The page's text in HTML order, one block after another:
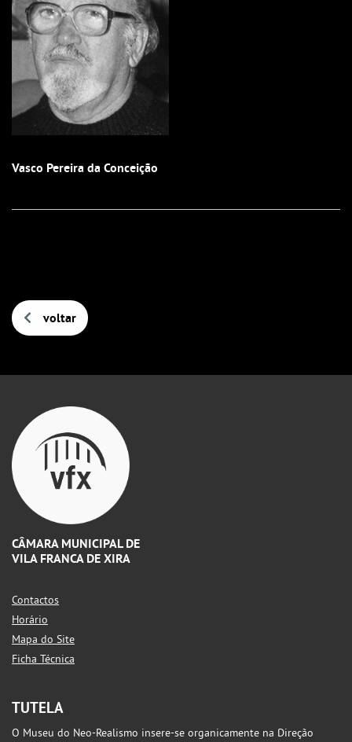
Vasco Pereira da Conceição
voltar
CÂMARA MUNICIPAL DE
VILA FRANCA DE XIRA
Contactos
Horário
Mapa do Site
Ficha Técnica
TUTELA
O Museu do Neo-Realismo insere-se organicamente na Direção